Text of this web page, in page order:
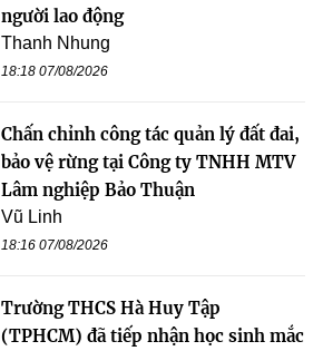
người lao động
Thanh Nhung
18:18 07/08/2026
Chấn chỉnh công tác quản lý đất đai,
bảo vệ rừng tại Công ty TNHH MTV
Lâm nghiệp Bảo Thuận
Vũ Linh
18:16 07/08/2026
Trường THCS Hà Huy Tập
(TPHCM) đã tiếp nhận học sinh mắc